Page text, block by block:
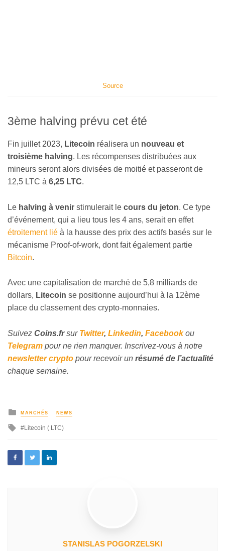
Source
3ème halving prévu cet été
Fin juillet 2023, Litecoin réalisera un nouveau et
troisième halving. Les récompenses distribuées aux
mineurs seront alors divisées de moitié et passeront de
12,5 LTC à 6,25 LTC.
Le halving à venir stimulerait le cours du jeton. Ce type
d’événement, qui a lieu tous les 4 ans, serait en effet
étroitement lié à la hausse des prix des actifs basés sur le
mécanisme Proof-of-work, dont fait également partie
Bitcoin.
Avec une capitalisation de marché de 5,8 milliards de
dollars, Litecoin se positionne aujourd’hui à la 12ème
place du classement des crypto-monnaies.
Suivez Coins.frsur Twitter, Linkedin, Facebookou
Telegram pour ne rien manquer. Inscrivez-vous à notre
newsletter crypto pour recevoir un résumé de l’actualité
chaque semaine.
MARCHÉS NEWS
Litecoin ( LTC)
STANISLAS POGORZELSKI